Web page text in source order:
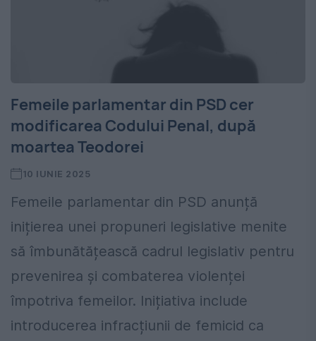
Femeile parlamentar din PSD cer
modificarea Codului Penal, după
moartea Teodorei
10 IUNIE 2025
Femeile parlamentar din PSD anunță
inițierea unei propuneri legislative menite
să îmbunătățească cadrul legislativ pentru
prevenirea și combaterea violenței
împotriva femeilor. Inițiativa include
introducerea infracțiunii de femicid ca